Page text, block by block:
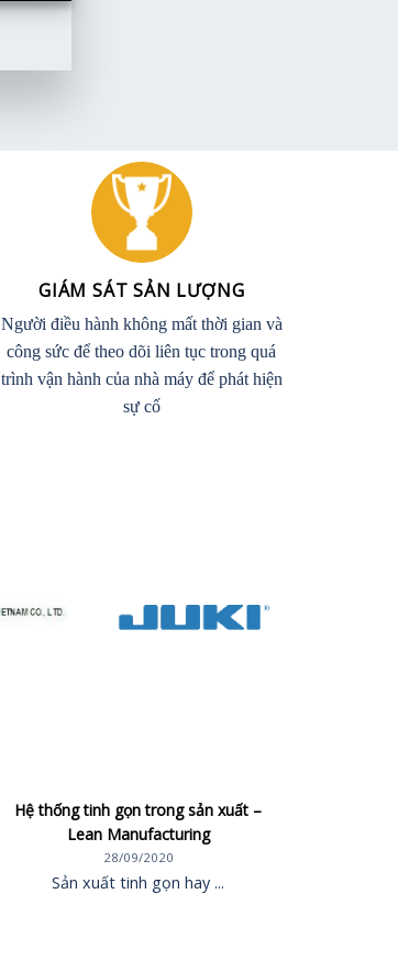
GIÁM SÁT SẢN LƯỢNG
Người điều hành không mất thời gian và
công sức để theo dõi liên tục trong quá
trình vận hành của nhà máy để phát hiện
sự cố
Hệ thống tinh gọn trong sản xuất –
Lean Manufacturing
28/09/2020
Sản xuất tinh gọn hay ...